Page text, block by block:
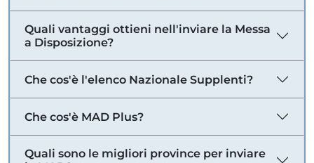
Quali vantaggi ottieni nell'inviare la Messa
a Disposizione?
Che cos'è l'elenco Nazionale Supplenti?
Che cos'è MAD Plus?
Quali sono le migliori province per inviare